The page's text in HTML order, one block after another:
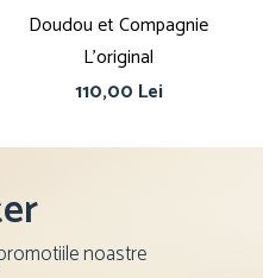
Doudou et Compagnie
L'original
110,00 Lei
noastre